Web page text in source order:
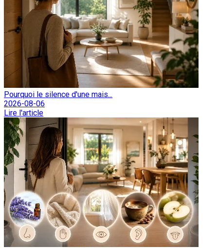
Pourquoi le silence d'une mais...
2026-08-06
Lire l'article